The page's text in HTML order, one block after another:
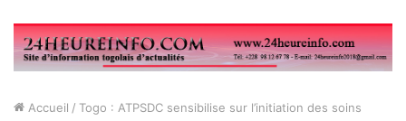
Accueil / Togo : ATPSDC sensibilise sur l’initiation des soins